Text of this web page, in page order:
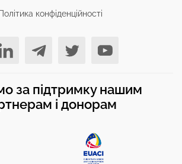
Політика конфіденційності
за підтримку нашим
і донорам